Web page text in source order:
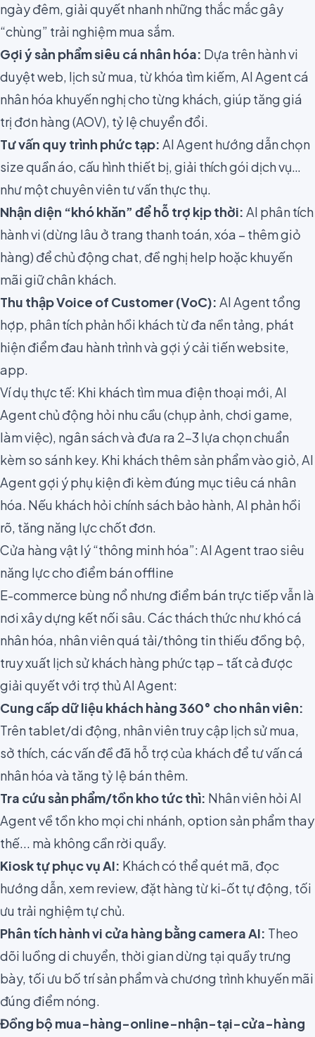
ngày đêm, giải quyết nhanh những thắc mắc gây
“chùng” trải nghiệm mua sắm.
Gợi ý sản phẩmsiêu cá nhân hóa: Dựa trên hành vi
duyệt web, lịch sử mua, từ khóa tìm kiếm, AI Agent cá
nhân hóa khuyến nghị cho từng khách, giúp tăng giá
trị đơn hàng (AOV), tỷ lệ chuyển đổi.
Tư vấn quy trình phức tạp: AI Agent hướng dẫn chọn
size quần áo, cấu hình thiết bị, giải thích gói dịch vụ…
như một chuyên viên tư vấn thực thụ.
Nhận diện “khó khăn” để hỗ trợ kịp thời: AI phân tích
hành vi (dừng lâu ở trang thanh toán, xóa – thêm giỏ
hàng) để chủ động chat, đề nghị help hoặc khuyến
mãi giữ chân khách.
Thu thậpVoice of Customer (VoC): AI Agent tổng
hợp, phân tích phản hồi khách từ đa nền tảng, phát
hiện điểm đau hành trình và gợi ý cải tiến website,
app.
Ví dụ thực tế: Khi khách tìm mua điện thoại mới, AI
Agent chủ động hỏi nhu cầu (chụp ảnh, chơi game,
làm việc), ngân sách và đưa ra 2-3 lựa chọn chuẩn
kèm so sánh key. Khi khách thêm sản phẩm vào giỏ, AI
Agent gợi ý phụ kiện đi kèm đúng mục tiêu cá nhân
hóa. Nếu khách hỏi chính sách bảo hành, AI phản hồi
rõ, tăng năng lực chốt đơn.
Cửa hàng vật lý “thông minh hóa”: AI Agent trao siêu
năng lực cho điểm bán offline
E-commerce bùng nổ nhưng điểm bán trực tiếp vẫn là
nơi xây dựng kết nối sâu. Các thách thức như khó cá
nhân hóa, nhân viên quá tải/thông tin thiếu đồng bộ,
truy xuất lịch sử khách hàng phức tạp – tất cả được
giải quyết với trợ thủ AI Agent:
Cung cấp dữ liệu khách hàng 360° cho nhân viên:
Trên tablet/di động, nhân viên truy cập lịch sử mua,
sở thích, các vấn đề đã hỗ trợ của khách để tư vấn cá
nhân hóa và tăng tỷ lệ bán thêm.
Tra cứu sản phẩm/tồn kho tức thì: Nhân viên hỏi AI
Agent về tồn kho mọi chi nhánh, option sản phẩm thay
thế... mà không cần rời quầy.
Kiosk tự phục vụ AI: Khách có thể quét mã, đọc
hướng dẫn, xem review, đặt hàng từ ki-ốt tự động, tối
ưu trải nghiệm tự chủ.
Phân tích hành vi cửa hàng bằng camera AI: Theo
dõi luồng di chuyển, thời gian dừng tại quầy trưng
bày, tối ưu bố trí sản phẩm và chương trình khuyến mãi
đúng điểm nóng.
Đồng bộ mua-hàng-online-nhận-tại-cửa-hàng